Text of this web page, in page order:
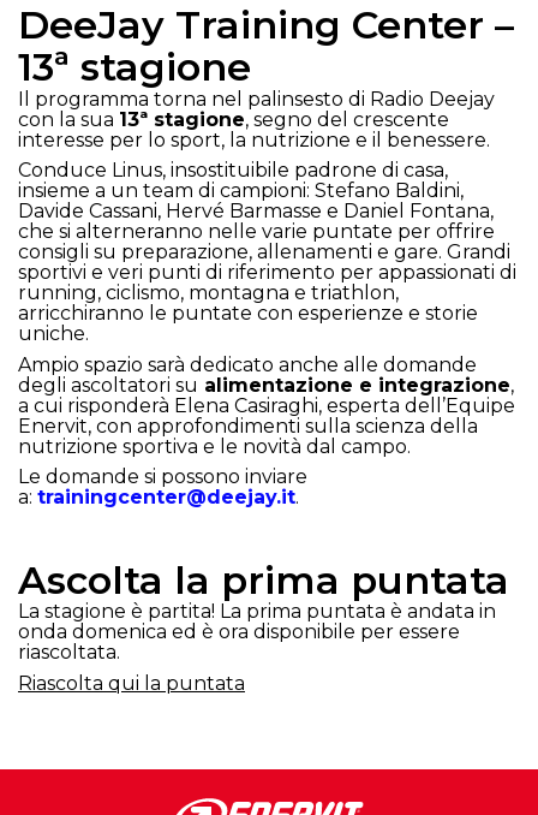
DeeJay Training Center –
13ª stagione
Il programma torna nel palinsesto di Radio Deejay
con la sua 13ª stagione, segno del crescente
interesse per lo sport, la nutrizione e il benessere.
Conduce Linus, insostituibile padrone di casa,
insieme a un team di campioni: Stefano Baldini,
Davide Cassani, Hervé Barmasse e Daniel Fontana,
che si alterneranno nelle varie puntate per offrire
consigli su preparazione, allenamenti e gare. Grandi
sportivi e veri punti di riferimento per appassionati di
running, ciclismo, montagna e triathlon,
arricchiranno le puntate con esperienze e storie
uniche.
Ampio spazio sarà dedicato anche alle domande
degli ascoltatori su alimentazione e integrazione,
a cui risponderà Elena Casiraghi, esperta dell’Equipe
Enervit, con approfondimenti sulla scienza della
nutrizione sportiva e le novità dal campo.
Le domande si possono inviare
a: trainingcenter@deejay.it.
Ascolta la prima puntata
La stagione è partita! La prima puntata è andata in
onda domenica ed è ora disponibile per essere
riascoltata.
Riascolta qui la puntata